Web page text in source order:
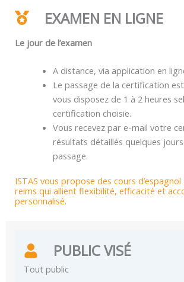
EXAMEN EN LIGNE
Le jour de l’examen
A distance, via application en
Le passage de la certification
vous disposez de 1 à 2 heures
certification choisie.
Vous recevez par e-mail votre
résultats détaillés quelques
passage.
ISTAS vous propose des cours
reims qui allient flexibilité, efficacité et
personnalisé.
PUBLIC VISÉ
Tout public